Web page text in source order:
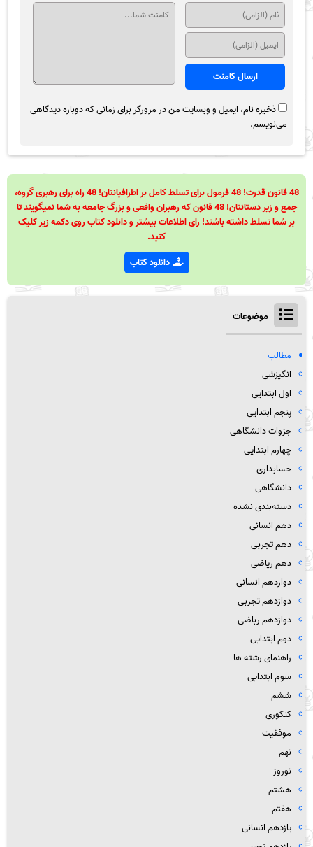
ذخیره نام، ایمیل و وبسایت من در مرورگر برای زمانی که دوباره دیدگاهی
می‌نویسم.
48 قانون قدرت! 48 فرمول برای تسلط کامل بر اطرافیانتان! 48 راه برای رهبری گروه،
جمع و زیر دستانتان! 48 قانون که رهبران واقعی و بزرگ جامعه به شما نمیگویند تا
بر شما تسلط داشته باشند! رای اطلاعات بیشتر و دانلود کتاب روی دکمه زیر کلیک
کنید.
دانلود کتاب
موضوعات
مطالب
انگیزشی
اول ابتدایی
پنجم ابتدایی
جزوات دانشگاهی
چهارم ابتدایی
حسابداری
دانشگاهی
دسته‌بندی نشده
دهم انسانی
دهم تجربی
دهم ریاضی
دوازدهم انسانی
دوازدهم تجربی
دوازدهم رباضی
دوم ابتدایی
راهنمای رشته ها
سوم ابتدایی
ششم
کنکوری
موفقیت
نهم
نوروز
هشتم
هفتم
یازدهم انسانی